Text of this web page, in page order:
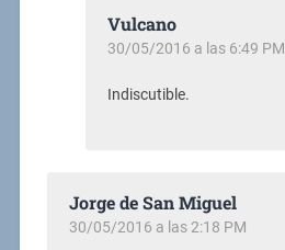
Vulcano
30/05/2016 a las 6:49 PM
Indiscutible.
Jorge de San Miguel
30/05/2016 a las 2:18 PM